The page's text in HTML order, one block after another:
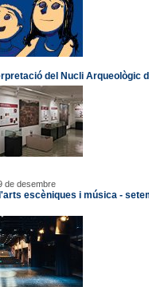
del Nucli Arqueològic
de desembre
escèniques i música -